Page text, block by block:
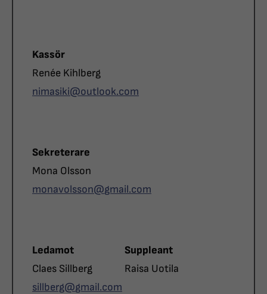
Roll
Kassör
Namn
Renée Kihlberg
E-post
nimasiki@outlook.com
Roll
Sekreterare
Namn
Mona Olsson
E-post
monavolsson@gmail.com
Roll
Ledamot
Namn
Claes Sillberg
E-post
sillberg@gmail.com
Roll
Suppleant
Namn
Raisa Uotila